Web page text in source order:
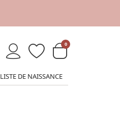
0
LISTE DE NAISSANCE